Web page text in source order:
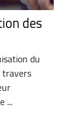
des
du
travers
...